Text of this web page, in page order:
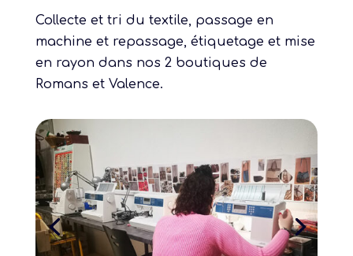
Collecte et tri du textile, passage en
machine et repassage, étiquetage et mise
en rayon dans nos 2 boutiques de
Romans et Valence.